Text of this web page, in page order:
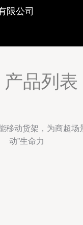
限公司
产品列表